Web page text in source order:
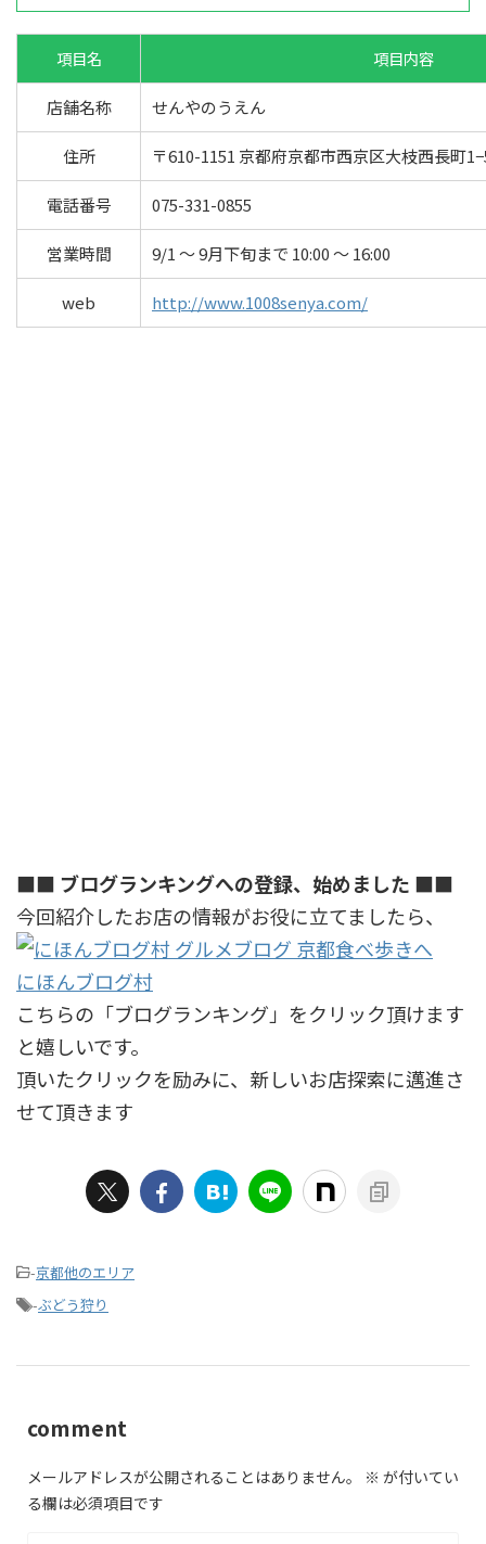
項目名 項目内容
店舗名称 せんやのうえん
住所 〒610-1151 京都府京都市西京区大枝西長町
電話番号 075-331-0855
営業時間 9/1 ～ 9月下旬まで 10:00 ～ 16:00
web http://www.1008senya.com/
■■ ブログランキングへの登録、始めました ■■
今回紹介したお店の情報がお役に立てましたら、
にほんブログ村
こちらの「ブログランキング」をクリック頂けます
と嬉しいです。
頂いたクリックを励みに、新しいお店探索に邁進さ
せて頂きます
-京都他のエリア
-ぶどう狩り
comment
メールアドレスが公開されることはありません。 ※ が付いてい
る欄は必須項目です